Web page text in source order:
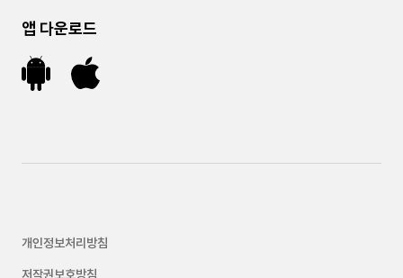
앱 다운로드
개인정보처리방침
저작권보호방침